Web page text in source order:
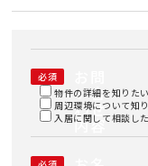
必須
い合
わせ
内容
物件の詳細を知りたい
周辺環境について知
入居に関して相談し